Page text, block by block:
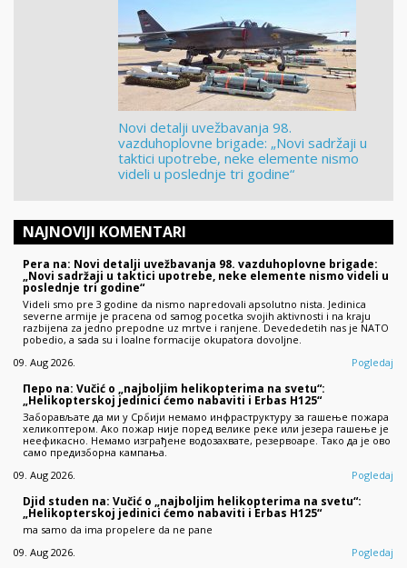
Novi detalji uvežbavanja 98.
vazduhoplovne brigade: „Novi sadržaji u
taktici upotrebe, neke elemente nismo
videli u poslednje tri godine“
NAJNOVIJI KOMENTARI
Pera na: Novi detalji uvežbavanja 98. vazduhoplovne brigade:
„Novi sadržaji u taktici upotrebe, neke elemente nismo videli u
poslednje tri godine“
Videli smo pre 3 godine da nismo napredovali apsolutno nista. Jedinica
severne armije je pracena od samog pocetka svojih aktivnosti i na kraju
razbijena za jedno prepodne uz mrtve i ranjene. Devededetih nas je NATO
pobedio, a sada su i loalne formacije okupatora dovoljne.
09. Aug 2026.
Pogledaj
Перо na: Vučić o „najboljim helikopterima na svetu“:
„Helikopterskoj jedinici ćemo nabaviti i Erbas H125“
Заборављате да ми у Србији немамо инфраструктуру за гашење пожара
хеликоптером. Ако пожар није поред велике реке или језера гашење је
неефикасно. Немамо изграђене водозахвате, резервоаре. Тако да је ово
само предизборна кампања.
09. Aug 2026.
Pogledaj
Djid studen na: Vučić o „najboljim helikopterima na svetu“:
„Helikopterskoj jedinici ćemo nabaviti i Erbas H125“
ma samo da ima propelere da ne pane
09. Aug 2026.
Pogledaj